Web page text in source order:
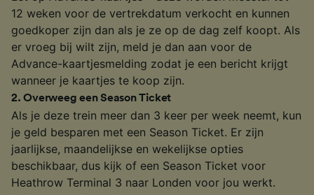
12 weken voor de vertrekdatum verkocht en kunnen
goedkoper zijn dan als je ze op de dag zelf koopt. Als
er vroeg bij wilt zijn, meld je dan aan voor de
Advance-kaartjesmelding zodat je een bericht krijgt
wanneer je kaartjes te koop zijn.
2.Overweeg een Season Ticket
Als je deze trein meer dan 3 keer per week neemt, kun
je geld besparen met een Season Ticket. Er zijn
jaarlijkse, maandelijkse en wekelijkse opties
beschikbaar, dus kijk of een Season Ticket voor
Heathrow Terminal 3 naar Londen voor jou werkt.